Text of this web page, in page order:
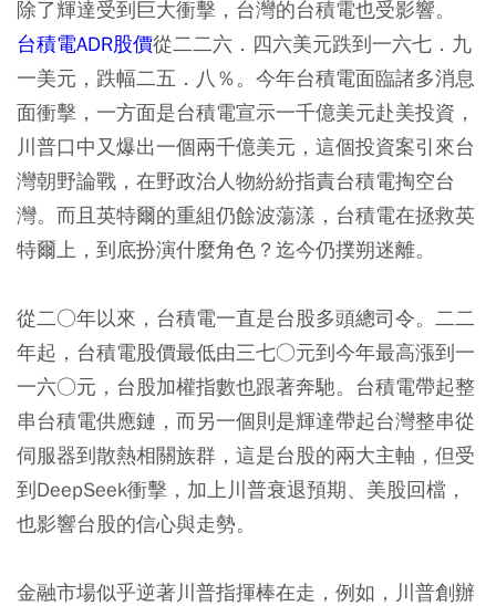
除了輝達受到巨大衝擊，台灣的台積電也受影響。
台積電ADR股價從二二六．四六美元跌到一六七．九
一美元，跌幅二五．八％。今年台積電面臨諸多消息
面衝擊，一方面是台積電宣示一千億美元赴美投資，
川普口中又爆出一個兩千億美元，這個投資案引來台
灣朝野論戰，在野政治人物紛紛指責台積電掏空台
灣。而且英特爾的重組仍餘波蕩漾，台積電在拯救英
特爾上，到底扮演什麼角色？迄今仍撲朔迷離。
從二○年以來，台積電一直是台股多頭總司令。二二
年起，台積電股價最低由三七○元到今年最高漲到一
一六○元，台股加權指數也跟著奔馳。台積電帶起整
串台積電供應鏈，而另一個則是輝達帶起台灣整串從
伺服器到散熱相關族群，這是台股的兩大主軸，但受
到DeepSeek衝擊，加上川普衰退預期、美股回檔，
也影響台股的信心與走勢。
金融市場似乎逆著川普指揮棒在走，例如，川普創辦